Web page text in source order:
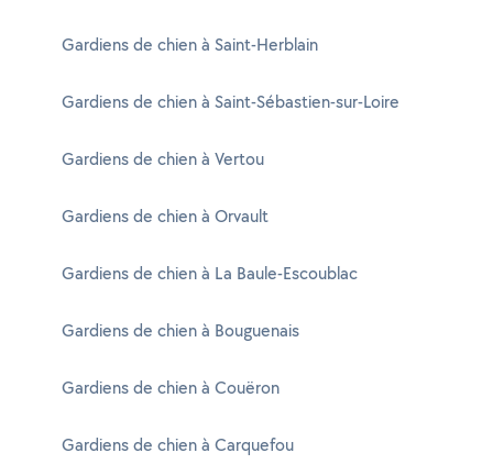
Gardiens de chien à Saint-Herblain
Gardiens de chien à Saint-Sébastien-sur-Loire
Gardiens de chien à Vertou
Gardiens de chien à Orvault
Gardiens de chien à La Baule-Escoublac
Gardiens de chien à Bouguenais
Gardiens de chien à Couëron
Gardiens de chien à Carquefou